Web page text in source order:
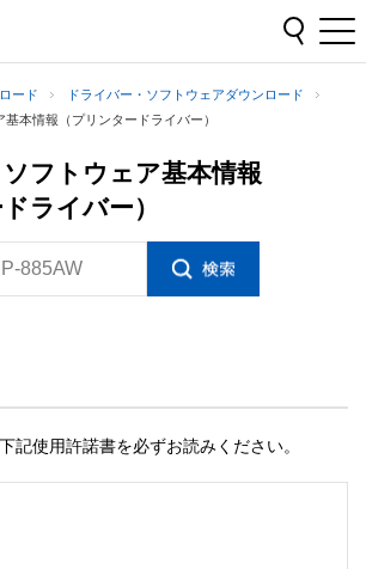
ード
ドライバー・ソフトウェアダウンロード
基本情報（プリンタードライバー）
ソフトウェア基本情報
ライバー）
885AW
記使用許諾書を必ずお読みください。